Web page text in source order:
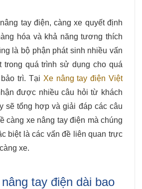
tay điện, càng xe quyết định
hóa và khả năng tương thích
là bộ phận phát sinh nhiều vấn
trong quá trình sử dụng cho quá
trì. Tại Xe nâng tay điện Việt
được nhiều câu hỏi từ khách
sẽ tổng hợp và giải đáp các câu
càng xe nâng tay điện mà chúng
biệt là các vấn đề liên quan trực
xe.
tay điện dài bao